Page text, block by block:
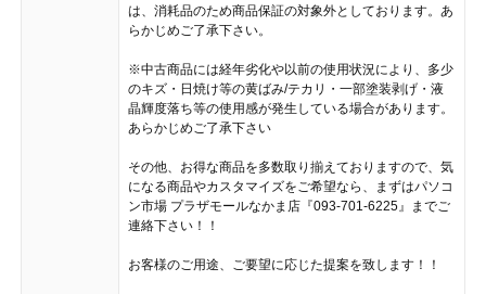
は、消耗品のため商品保証の対象外としております。あ
らかじめご了承下さい。
※中古商品には経年劣化や以前の使用状況により、多少
のキズ・日焼け等の黄ばみ/テカリ・一部塗装剥げ・液
晶輝度落ち等の使用感が発生している場合があります。
あらかじめご了承下さい
その他、お得な商品を多数取り揃えておりますので、気
になる商品やカスタマイズをご希望なら、まずはパソコ
ン市場 プラザモールなかま店『093-701-6225』までご
連絡下さい！！
お客様のご用途、ご要望に応じた提案を致します！！